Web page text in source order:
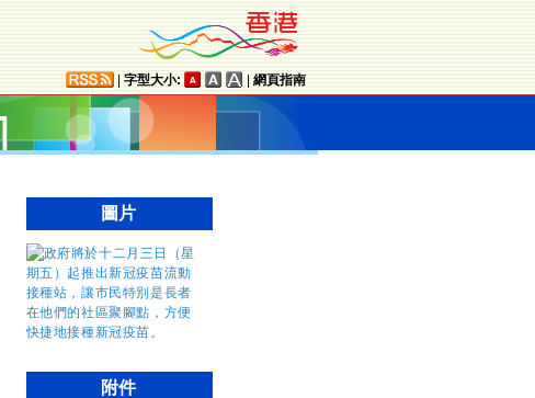
字型大小: 網頁指南
圖片
附件